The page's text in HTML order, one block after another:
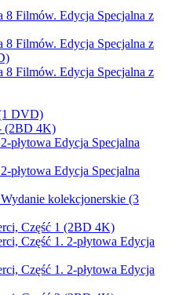
8 Filmów. Edycja Specjalna z
8 Filmów. Edycja Specjalna z
8 Filmów. Edycja Specjalna z
DVD)
(2BD 4K)
płytowa Edycja Specjalna
płytowa Edycja Specjalna
kolekcjonerskie (3
Część 1 (2BD 4K)
Część 1. 2-płytowa Edycja
Część 1. 2-płytowa Edycja